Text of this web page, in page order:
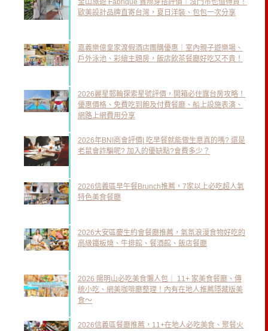
釜山旅遊 Fabrique 實際穿搭評價｜沒門市也值得買！
歐美設計品牌直寄台灣，夏日洋裝、包包一次分享
嘉義樂億皇家渡假酒店團購優惠｜室內親子遊樂場、
戶外泳池、彩繪主題房，飯店飲茶餐廳好吃又不貴！
2026麗星郵輪探索星號評價，開箱必住露台房攻略！
優惠價格、免費吃到飽及付費餐廳、船上設施表演、
網路上網費用分享
2026年BNI商會評價| 吃早餐就能做生意真的嗎? 還是
老鼠會詐騙呢? 加入的優缺點?會費多少？
2026信義區早午餐Brunch推薦，7家以上必吃超人氣
特色美食餐廳
2026大安區慶生約會餐廳推薦，氣氛浪漫食物好吃的
高級鐵板燒、牛排館、餐酒館、飯店餐廳
2026 陽明山必吃美食懶人包｜ 11+ 家美食餐廳、傳
統小吃、網美咖啡廳整理！內有在地人推薦隱藏版美
食～
2026信義區餐廳推薦，11+在地人必吃美食、聚餐火